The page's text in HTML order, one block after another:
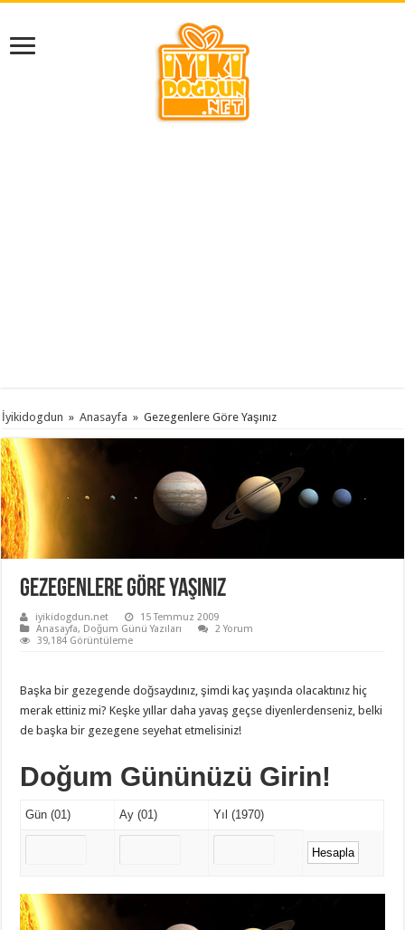
İyikidogdun » Anasayfa » Gezegenlere Göre Yaşınız
Gezegenlere Göre Yaşınız
iyikidogdun.net
15 Temmuz 2009
Anasayfa, Doğum Günü Yazıları
2 Yorum
39,184 Görüntüleme
Başka bir gezegende doğsaydınız, şimdi kaç yaşında olacaktınız hiç
merak ettiniz mi? Keşke yıllar daha yavaş geçse diyenlerdenseniz, belki
de başka bir gezegene seyehat etmelisiniz!
Doğum Gününüzü Girin!
Gün (01) Ay (01) Yıl (1970)